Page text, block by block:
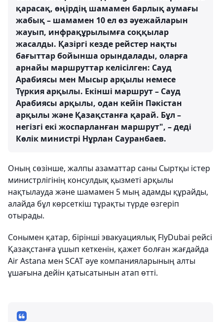
қарасақ, өңірдің шамамен барлық аумағы
жабық – шамамен 10 ел өз әуежайларын
жауып, инфрақұрылымға соққылар
жасалды. Қазіргі кезде рейстер нақты
бағыттар бойынша орындалады, оларға
арнайы маршруттар келісілген: Сауд
Арабиясы мен Мысыр арқылы немесе
Түркия арқылы. Екінші маршрут – Сауд
Арабиясы арқылы, одан кейін Пәкістан
арқылы және Қазақстанға қарай. Бұл –
негізгі екі жоспарланған маршрут", – деді
Көлік министрі Нұрлан Сауранбаев.
Оның сөзінше, жалпы азаматтар саны Сыртқы істер
министрлігінің консулдық қызметі арқылы
нақтылауда және шамамен 5 мың адамды құрайды,
алайда бұл көрсеткіш тұрақты түрде өзгеріп
отырады.
Сонымен қатар, бірінші эвакуациялық FlyDubai рейсі
Қазақстанға ұшып кеткенін, қажет болған жағдайда
Air Astana мен SCAT әуе компанияларының алты
ұшағына дейін қатысатынын атап өтті.